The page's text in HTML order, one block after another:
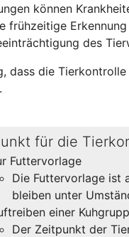
können
frühzeitige
des
dass die
für die
Futtervorlage
Die Futtervorlage ist
bleiben unter
einer
Der Zeitpunkt der